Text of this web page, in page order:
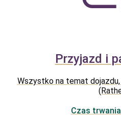
Przyjazd i
Wszystko na temat
Czas